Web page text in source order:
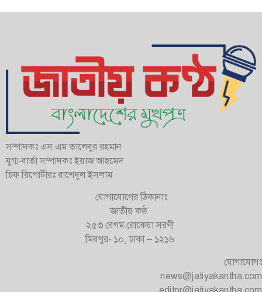
সম্পাদকঃ এস এম তালেবুর রহমান
যুগ্ম-বার্তা সম্পাদকঃ ইয়াজ আহমেদ
চিফ রিপোর্টারঃ রাশেদুল ইসলাম
যোগাযোগের ঠিকানাঃ
জাতীয় কণ্ঠ
২৫৩ বেগম রোকেয়া সরণী
মিরপুর- ১০, ঢাকা – ১২১৬
যোগাযোগঃ
news@jatiyakantha.com